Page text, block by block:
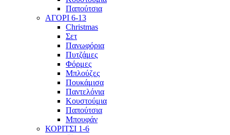
Παπούτσια
ΑΓΟΡΙ 6-13
Christmas
Σετ
Πανωφόρια
Πυτζάμες
Φόρμες
Μπλούζες
Πουκάμισα
Παντελόνια
Κουστούμια
Παπούτσια
Μπουφάν
ΚΟΡΙΤΣΙ 1-6